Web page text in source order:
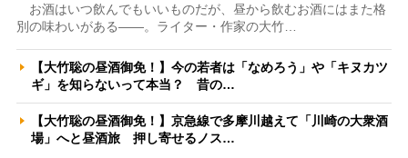
お酒はいつ飲んでもいいものだが、昼から飲むお酒にはまた格
別の味わいがある――。ライター・作家の大竹…
【大竹聡の昼酒御免！】今の若者は「なめろう」や「キヌカツ
ギ」を知らないって本当？ 昔の…
【大竹聡の昼酒御免！】京急線で多摩川越えて「川崎の大衆酒
場」へと昼酒旅 押し寄せるノス…